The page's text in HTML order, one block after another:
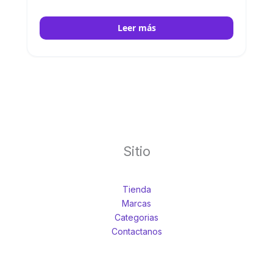
de muestras en laboratorios de alto volumen.
Kedee
Leer más
Sitio
Tienda
Marcas
Categorias
Contactanos